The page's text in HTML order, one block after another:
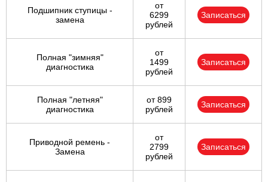
Подшипник ступицы -
замена
от
6299
рублей
Записаться
Полная "зимняя"
диагностика
от
1499
рублей
Записаться
Полная "летняя"
диагностика
от 899
рублей
Записаться
Приводной ремень -
Замена
от
2799
рублей
Записаться